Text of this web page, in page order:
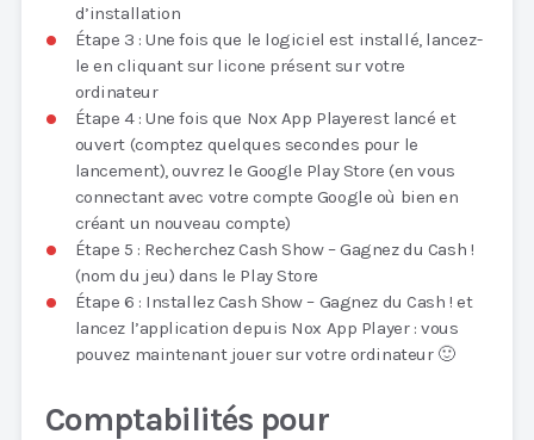
d’installation
Étape 3 : Une fois que le logiciel est installé, lancez-
le en cliquant sur licone présent sur votre
ordinateur
Étape 4 : Une fois que Nox App Playerest lancé et
ouvert (comptez quelques secondes pour le
lancement), ouvrez le Google Play Store (en vous
connectant avec votre compte Google où bien en
créant un nouveau compte)
Étape 5 : Recherchez Cash Show – Gagnez du Cash !
(nom du jeu) dans le Play Store
Étape 6 : Installez Cash Show – Gagnez du Cash ! et
lancez l’application depuis Nox App Player : vous
pouvez maintenant jouer sur votre ordinateur 🙂
Comptabilités pour